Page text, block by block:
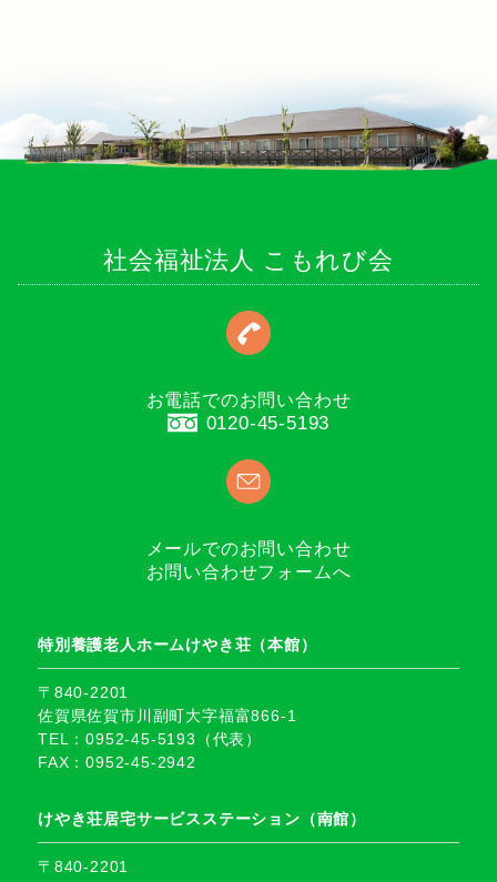
社会福祉法人 こもれび会
お電話でのお問い合わせ
0120-45-5193
メールでのお問い合わせ
お問い合わせフォームへ
特別養護老人ホームけやき荘（本館）
〒840-2201
佐賀県佐賀市川副町大字福富866-1
TEL：0952-45-5193（代表）
FAX：0952-45-2942
けやき荘居宅サービスステーション（南館）
〒840-2201